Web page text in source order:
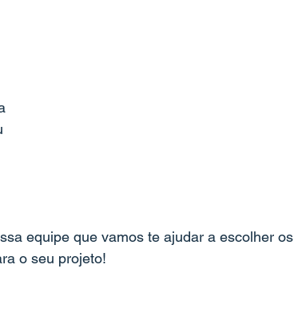
equipe que vamos te ajudar a escolher os
o seu projeto!